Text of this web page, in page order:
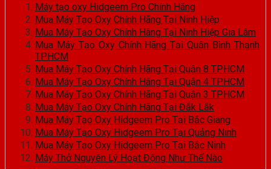
Máy tạo oxy Hidgeem Pro Chính Hãng
Mua Máy Tạo Oxy Chính Hãng Tại Ninh Hiệp
Mua Máy Tạo Oxy Chính Hãng Tại Ninh Hiệp Gia Lâm
Mua Máy Tạo Oxy Chính Hãng Tại Quận Bình Thạnh
TPHCM
Mua Máy Tạo Oxy Chính Hãng Tại Quận 8 TPHCM
Mua Máy Tạo Oxy Chính Hãng Tại Quận 4 TPHCM
Mua Máy Tạo Oxy Chính Hãng Tại Quận 3 TPHCM
Mua Máy Tạo Oxy Chính Hãng Tại Đắk Lắk
Mua Máy Tạo Oxy Hidgeem Pro Tại Bắc Giang
Mua Máy Tạo Oxy Hidgeem Pro Tại Quảng Ninh
Mua Máy Tạo Oxy Hidgeem Pro Tại Bắc Ninh
Máy Thở Nguyên Lý Hoạt Động Như Thế Nào